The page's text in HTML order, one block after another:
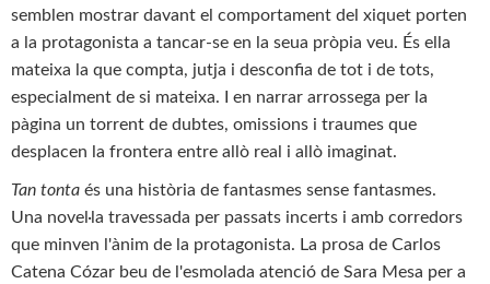
semblen mostrar davant el comportament del xiquet porten
a la protagonista a tancar-se en la seua pròpia veu. És ella
mateixa la que compta, jutja i desconfia de tot i de tots,
especialment de si mateixa. I en narrar arrossega per la
pàgina un torrent de dubtes, omissions i traumes que
desplacen la frontera entre allò real i allò imaginat.
Tan tonta és una història de fantasmes sense fantasmes.
Una novel·la travessada per passats incerts i amb corredors
que minven l'ànim de la protagonista. La prosa de Carlos
Catena Cózar beu de l'esmolada atenció de Sara Mesa per a